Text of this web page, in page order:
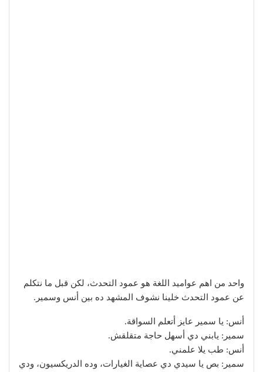
واحد من اهم عواميد اللغة هو عمود التحدث، لكن قبل ما نتكلم
عن عمود التحدث خلينا نشوف المشهد ده بين أنس وسمير.
أنس: يا سمير عايز أتعلم السواقة.
سمير: يابني دي أسهل حاجة متقلقش.
أنس: طب يلا علمني.
سمير: بص يا سيدي دي عصاية الغيارات، وده الدريكسيون، ودي